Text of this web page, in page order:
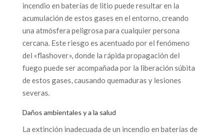
incendio en baterías de litio puede resultar en la
acumulación de estos gases en el entorno, creando
una atmósfera peligrosa para cualquier persona
cercana. Este riesgo es acentuado por el fenómeno
del «flashover», donde la rápida propagación del
fuego puede ser acompañada por la liberación súbita
de estos gases, causando quemaduras y lesiones
severas.
Daños ambientales y a la salud
La extinción inadecuada de un incendio en baterías de